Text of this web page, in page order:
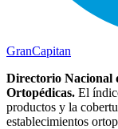
GranCapitan
Directorio Nacional
Ortopédicas. El
productos y la
establecimientos